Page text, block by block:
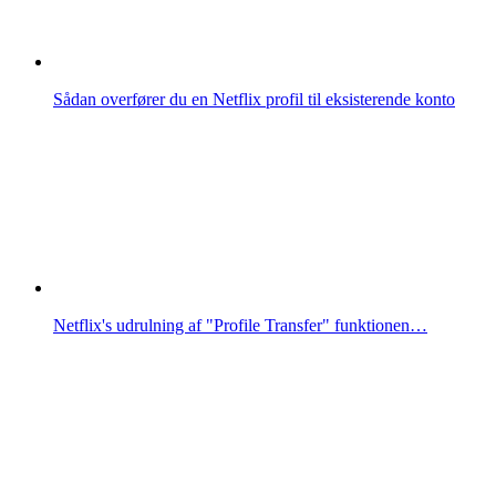
Sådan overfører du en Netflix profil til eksisterende konto
Netflix's udrulning af "Profile Transfer" funktionen…